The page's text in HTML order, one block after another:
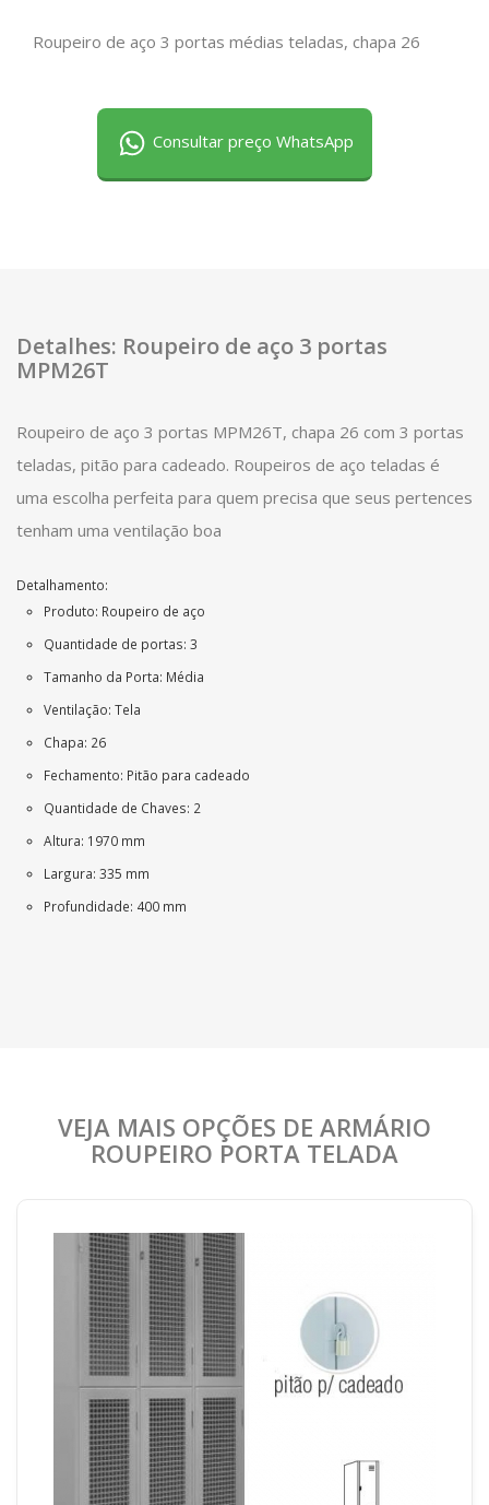
Roupeiro de aço 3 portas médias teladas, chapa 26
Consultar preço WhatsApp
Detalhes: Roupeiro de aço 3 portas
MPM26T
Roupeiro de aço 3 portas MPM26T, chapa 26 com 3 portas
teladas, pitão para cadeado. Roupeiros de aço teladas é
uma escolha perfeita para quem precisa que seus pertences
tenham uma ventilação boa
Detalhamento:
Produto: Roupeiro de aço
Quantidade de portas: 3
Tamanho da Porta: Média
Ventilação: Tela
Chapa: 26
Fechamento: Pitão para cadeado
Quantidade de Chaves: 2
Altura: 1970 mm
Largura: 335 mm
Profundidade: 400 mm
VEJA MAIS OPÇÕES DE ARMÁRIO
ROUPEIRO PORTA TELADA